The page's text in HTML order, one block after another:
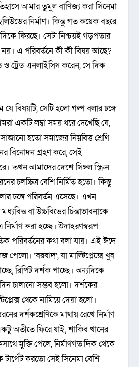
আমার তুমুল বাণিজ্য করা সিনেমা
নির্মাণ। কিন্তু গত কয়েক বছরে
দিকে ফিরছে। সেটা নিশ্চয়ই গড়পতার
নয়। এ পরিবর্তনে কী কী বিষয় আছে?
ও ট্রেড এনলাইসিস করেন, সে দিক
যে বিষয়টি, সেটি হলো গল্প বলার ঢঙ্গে
একটি লম্বা সময় ধরে দেখেছি যে,
হতো সমাজের নিম্নবিত্ত শ্রেণি
বিনোদন গ্রহণ করে, সেই
তখন আমাদের দেশে সিঙ্গল স্ক্রিন
চলচ্চিত্র বেশি নির্মিত হতো। কিন্তু
ঢঙ্গে পরিবর্তন এসেছে। এখন
বা উচ্চবিত্তের চিন্তাভাবনাকে
নির্মাণ করা হচ্ছে। উদাহরণস্বরূপ
পরিবর্তনের কথা বলা যায়। এই ঈদে
পেলো। ‘বরবাদ’, যা মাল্টিপ্লেক্সে খুব
রিপিট দর্শক পাচ্ছে। অন্যদিকে
চালানো সম্ভব হলো। দর্শকের
থেকে নামিয়ে দেয়া হলো।
দর্শকশ্রেণিকে মাথায় রেখে নির্মাণ
অতীতে ফিরে যাই, শাকিব খানের
মুক্তি পেলে, নির্মাণগত দিক থেকে
টার্গেট করতো সেই সিনেমা বেশি